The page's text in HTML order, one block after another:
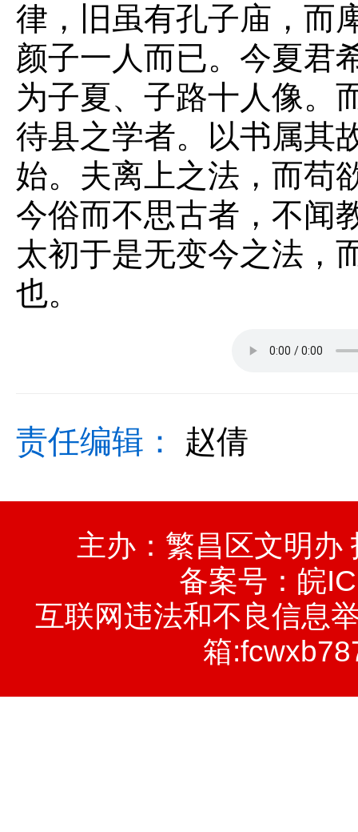
律，旧虽有孔子庙，而
颜子一人而已。今夏君
为子夏、子路十人像。
待县之学者。以书属其
始。夫离上之法，而苟
今俗而不思古者，不闻
太初于是无变今之法，
也。
责任编辑： 赵倩
主办：繁昌区文明办
备案号： 皖
互联网违法和不良信息
箱